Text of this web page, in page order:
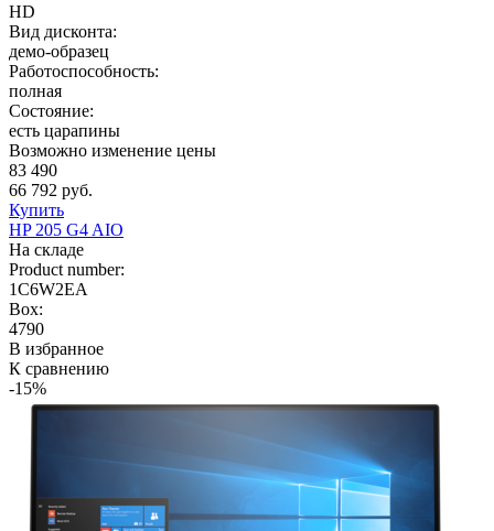
HD
Вид дисконта:
демо-образец
Работоспособность:
полная
Состояние:
есть царапины
Возможно изменение цены
83 490
66 792 руб.
Купить
HP 205 G4 AIO
На складе
Product number:
1C6W2EA
Box:
4790
В избранное
К сравнению
-15%